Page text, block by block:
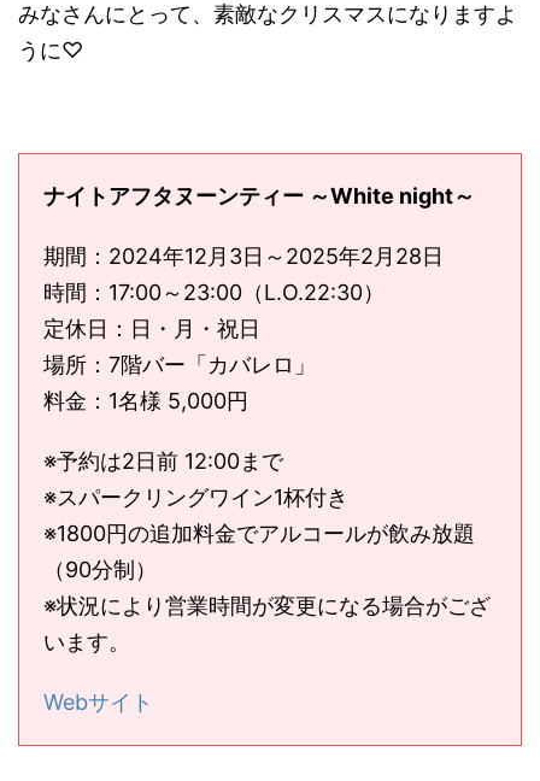
みなさんにとって、素敵なクリスマスになりますよ
うに♡
ナイトアフタヌーンティー ～White night～
期間：2024年12月3日～2025年2月28日
時間：17:00～23:00（L.O.22:30）
定休日：日・月・祝日
場所：7階バー「カバレロ」
料金：1名様 5,000円
※予約は2日前 12:00まで
※スパークリングワイン1杯付き
※1800円の追加料金でアルコールが飲み放題
（90分制）
※状況により営業時間が変更になる場合がござ
います。
Webサイト